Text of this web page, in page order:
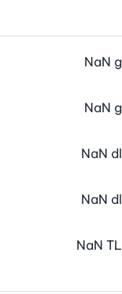
NaN g
NaN g
NaN dl
NaN dl
NaN TL